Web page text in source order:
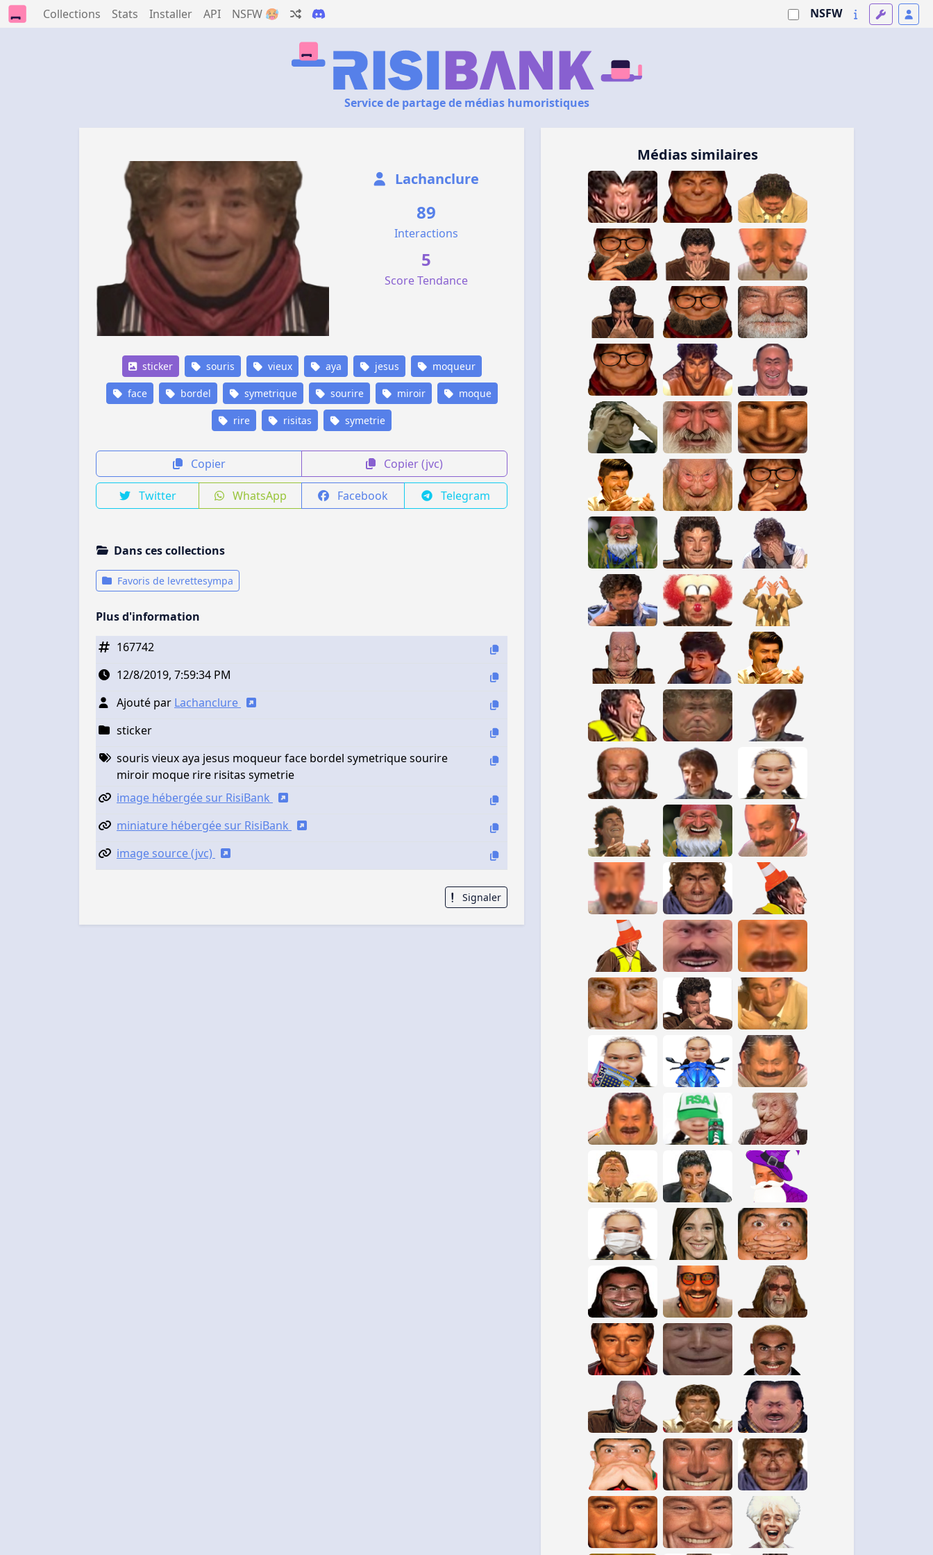
Collections Stats Installer API NSFW 🥵 NSFW
Service de partage de médias humoristiques
Lachanclure
89
Interactions
5
Score Tendance
sticker souris vieux aya jesus moqueur
face bordel symetrique sourire miroir moque
rire risitas symetrie
Copier Copier (jvc)
Twitter WhatsApp Facebook Telegram
Dans ces collections
Favoris de levrettesympa
Plus d'information
167742
12/8/2019, 7:59:34 PM
Ajouté par Lachanclure
sticker
souris vieux aya jesus moqueur face bordel symetrique sourire
miroir moque rire risitas symetrie
image hébergée sur RisiBank
miniature hébergée sur RisiBank
image source (jvc)
Signaler
Médias similaires